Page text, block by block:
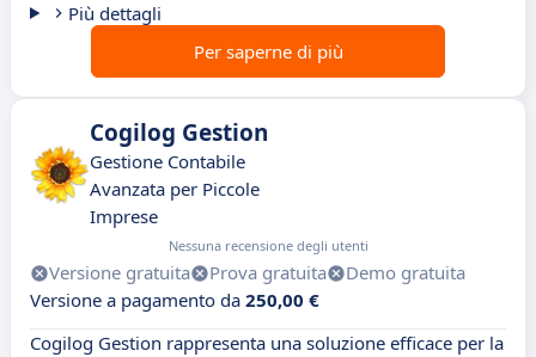
Più dettagli
Per saperne di più
Cogilog Gestion
Gestione Contabile
Avanzata per Piccole
Imprese
Nessuna recensione degli utenti
Versione gratuita Prova gratuita
Demo gratuita
Versione a pagamento da 250,00 €
Cogilog Gestion rappresenta una soluzione efficace per la